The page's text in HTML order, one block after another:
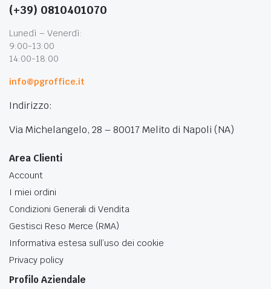
(+39) 0810401070
Lunedì – Venerdì:
9:00-13:00
14:00-18:00
info@pgroffice.it
Indirizzo:
Via Michelangelo, 28 – 80017 Melito di Napoli (NA)
Area Clienti
Account
I miei ordini
Condizioni Generali di Vendita
Gestisci Reso Merce (RMA)
Informativa estesa sull’uso dei cookie
Privacy policy
Profilo Aziendale